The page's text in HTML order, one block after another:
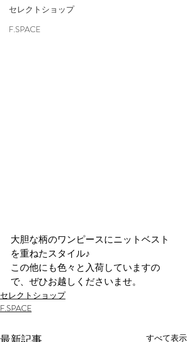
セレクトショップ
F.SPACE
大胆な柄のワンピースにニットベスト
を重ねたスタイル♪
この他にも色々と入荷していますの
で、ぜひお越しくださいませ。
セレクトショップ
F.SPACE
すべて表示